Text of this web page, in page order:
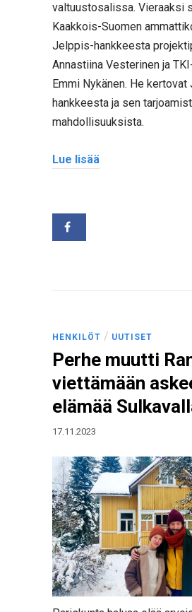
valtuustosalissa. Vieraaksi
Kaakkois-Suomen
Jelppis-hankkeesta
Annastiina Vesterinen ja
Emmi Nykänen. He
hankkeesta ja sen
mahdollisuuksista.
Lue lisää
HENKILÖT / UUTISET
Perhe muutti
viettämään
elämää
17.11.2023